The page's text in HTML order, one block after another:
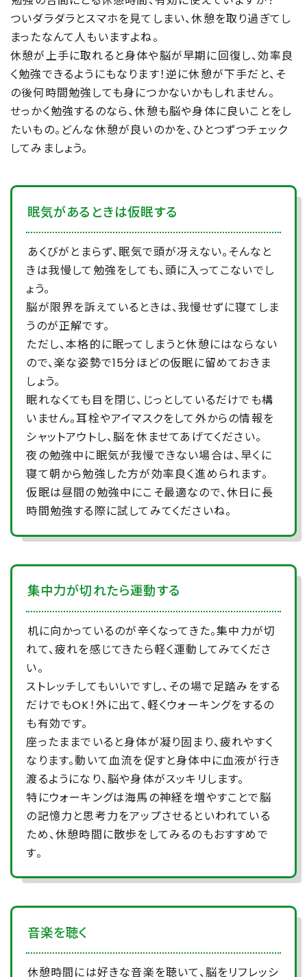
ついダラダラとスマホを見てしまい、休憩を取り過ぎてし
まったなんて人もいますよね。
休憩が上手に取れると身体や脳が早期に回復し、効率良
く勉強できるようにもなります！逆に休憩が下手だと、そ
の後何時間勉強しても身につかないかもしれません。
せっかく勉強するのなら、休憩も脳や身体に良いことをし
たいもの。どんな休憩が良いのかを、ひとつずつチェック
してみましょう。
眠気があるときは仮眠する
あくびがとまらず、眠気で頭が冴えない。そんなと
きは我慢して勉強をしても、頭に入ってこないでし
ょう。
脳が限界を訴えているときは、我慢せずに寝てしま
うのが正解です。
ただし、本格的に眠ってしまうと休憩にはならない
ので、楽な姿勢で15分ほどの仮眠に留めておきま
しょう。
眠れなくても目を閉じ、じっとしているだけでも構
いません。耳栓やアイマスクをして外からの情報を
シャットアウトし、脳を休ませてあげてください。
夜の勉強中に眠気が我慢できない場合は、早くに
寝て朝から勉強した方が効率良く進められます。
仮眠は昼間の勉強中にこそ最適なので、休日に長
時間勉強する際に試してみてくださいね。
集中力が切れたら運動する
机に向かっているのが辛くなってきた。集中力が切
れて、疲れを感じてきたら軽く運動してみてくださ
い。
ストレッチしてもいいですし、その場で足踏みをする
だけでもOK！外に出て、軽くウォーキングをするの
も有効です。
座ったままでいると身体が凝り固まり、疲れやすく
なります。動いて血流を促すと身体中に血液が行き
渡るようになり、脳や身体がスッキリします。
特にウォーキングは海馬の神経を増やすことで脳
の記憶力と思考力をアップさせるといわれている
ため、休憩時間に散歩をしてみるのもおすすめで
す。
音楽を聴く
休憩時間には好きな音楽を聴いて、脳をリフレッシ